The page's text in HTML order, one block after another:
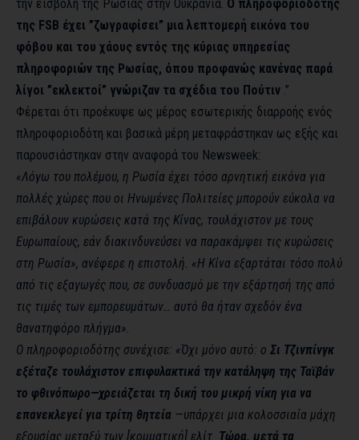
την εισβολή της Ρωσίας στην Ουκρανία. Ο πληροφοριοδότης
της FSB έχει ”ζωγραφίσει” μια λεπτομερή εικόνα του
φόβου και του χάους εντός της κύριας υπηρεσίας
πληροφοριών της Ρωσίας, όπου προφανώς κανένας παρά
λίγοι ”εκλεκτοί” γνώριζαν τα σχέδια του Πούτιν .”
Φέρεται ότι προέκυψε ως μέρος εσωτερικής διαρροής ενός
πληροφοριοδότη και βασικά μέρη μεταφράστηκαν ως εξής και
παρουσιάστηκαν στην αναφορά του Newsweek:
«Λόγω του πολέμου, η Ρωσία έχει τόσο αρνητική εικόνα για
πολλές χώρες που οι Ηνωμένες Πολιτείες μπορούν εύκολα να
επιβάλουν κυρώσεις κατά της Κίνας, τουλάχιστον με τους
Ευρωπαίους, εάν διακινδυνεύσει να παρακάμψει τις κυρώσεις
στη Ρωσία», ανέφερε η επιστολή. «Η Κίνα εξαρτάται τόσο πολύ
από τις εξαγωγές που, σε συνδυασμό με την εξάρτησή της από
τις τιμές των εμπορευμάτων… αυτό θα ήταν σχεδόν ένα
θανατηφόρο πλήγμα».
Ο πληροφοριοδότης συνέχισε: «Όχι μόνο αυτό: ο Σι Τζινπίνγκ
εξέταζε τουλάχιστον επιφυλακτικά την κατάληψη της Ταϊβάν
το φθινόπωρο—χρειάζεται τη δική του μικρή νίκη για να
επανεκλεγεί για τρίτη θητεία —υπάρχει μια κολοσσιαία μάχη
εξουσίας μεταξύ των [κομματική] ελίτ. Τώρα, μετά τα